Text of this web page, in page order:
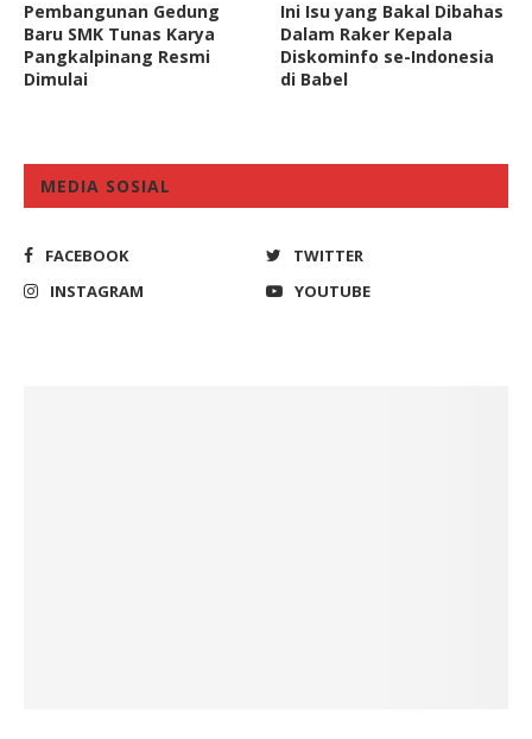
Pembangunan Gedung
Baru SMK Tunas Karya
Pangkalpinang Resmi
Dimulai
Ini Isu yang Bakal Dibahas
Dalam Raker Kepala
Diskominfo se-Indonesia
di Babel
MEDIA SOSIAL
FACEBOOK
TWITTER
INSTAGRAM
YOUTUBE